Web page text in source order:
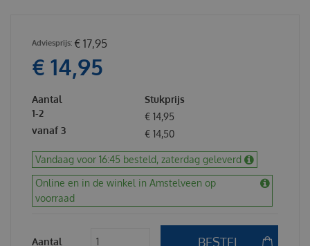
€ 17,95
€ 14,95
Aantal
Stukprijs
1-2
€ 14,95
vanaf 3
€ 14,50
Vandaag voor 16:45 besteld, zaterdag geleverd
Online en in de winkel in Amstelveen op
voorraad
Aantal